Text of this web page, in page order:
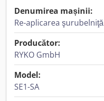
Denumirea mașinii:
Re-aplicarea şurubelniţă
Producător:
RYKO GmbH
Model:
SE1-SA